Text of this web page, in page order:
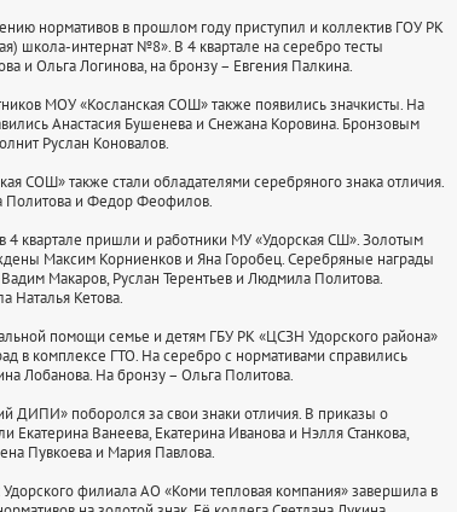
нормативов в прошлом году приступил и коллектив ГОУ РК
школа-интернат №8». В 4 квартале на серебро тесты
и Ольга Логинова, на бронзу – Евгения Палкина.
МОУ «Косланская СОШ» также появились значкисты. На
Анастасия Бушенева и Снежана Коровина. Бронзовым
Руслан Коновалов.
СОШ» также стали обладателями серебряного знака отличия.
Политова и Федор Феофилов.
4 квартале пришли и работники МУ «Удорская СШ». Золотым
Максим Корниенков и Яна Горобец. Серебряные награды
Макаров, Руслан Терентьев и Людмила Политова.
Наталья Кетова.
помощи семье и детям ГБУ РК «ЦСЗН Удорского района»
в комплексе ГТО. На серебро с нормативами справились
Лобанова. На бронзу – Ольга Политова.
ДИПИ» поборолся за свои знаки отличия. В приказы о
Екатерина Ванеева, Екатерина Иванова и Нэлля Станкова,
Пувкоева и Мария Павлова.
филиала АО «Коми тепловая компания» завершила в